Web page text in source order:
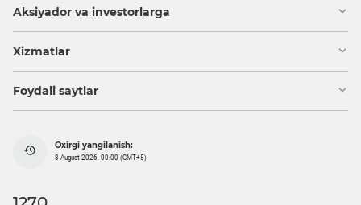
Aksiyador va investorlarga
Xizmatlar
Foydali saytlar
Oxirgi yangilanish:
8 August 2026, 00:00 (GMT+5)